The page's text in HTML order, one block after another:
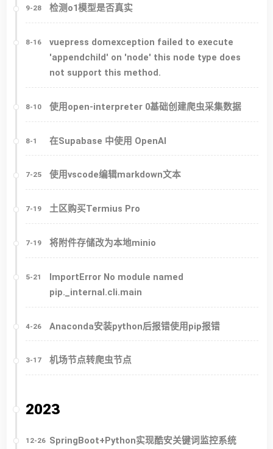
9-28 检测o1模型是否真实
8-16
vuepress domexception failed to execute
'appendchild' on 'node' this node type does
not support this method.
8-10 使用open-interpreter 0基础创建爬虫采集数据
8-1 在Supabase 中使用 OpenAI
7-25 使用vscode编辑markdown文本
7-19 土区购买Termius Pro
7-19 将附件存储改为本地minio
5-21
ImportError No module named
pip._internal.cli.main
4-26 Anaconda安装python后报错使用pip报错
3-17 机场节点转爬虫节点
2023
12-26 SpringBoot+Python实现酷安关键词监控系统